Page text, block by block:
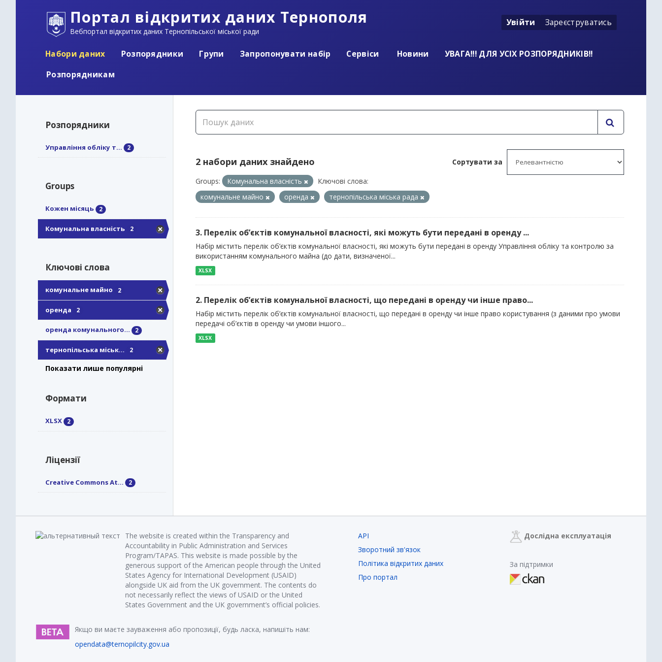
Портал відкритих даних Тернополя
Вебпортал відкритих даних Тернопільської міської ради
Увійти Зареєструватись
Набори даних Розпорядники Групи Запропонувати набір Сервіси Новини
УВАГА!!! ДЛЯ УСІХ РОЗПОРЯДНИКІВ!!
Розпорядникам
Розпорядники
Управління обліку т... 2
Groups
Кожен місяць 2
Комунальна власність 2
Ключові слова
комунальне майно 2
оренда 2
оренда комунального... 2
тернопільська міськ... 2
Показати лише популярні
Формати
XLSX 2
Ліцензії
Creative Commons At... 2
Сортувати за
2 набори даних знайдено
Groups: Комунальна власність
Ключові слова:
комунальне майно
оренда тернопільська міська рада
3. Перелік об’єктів комунальної власності, які можуть бути передані в оренду ...
Набір містить перелік об’єктів комунальної власності, які можуть бути передані в оренду Управління обліку та контролю за
використанням комунального майна (до дати, визначеної...
XLSX
2. Перелік об’єктів комунальної власності, що передані в оренду чи інше право...
Набір містить перелік об’єктів комунальної власності, що передані в оренду чи інше право користування (з даними про умови
передачі об’єктів в оренду чи умови іншого...
XLSX
The website is created within the Transparency and
Accountability in Public Administration and Services
Program/TAPAS. This website is made possible by the
generous support of the American people through the United
States Agency for International Development (USAID)
alongside UK aid from the UK government. The contents do
not necessarily reflect the views of USAID or the United
States Government and the UK government’s official policies.
Якщо ви маєте зауваження або пропозиції, будь ласка, напишіть нам:
opendata@ternopilcity.gov.ua
API
Зворотний зв'язок
Політика відкритих даних
Про портал
Дослідна експлуатація
За підтримки